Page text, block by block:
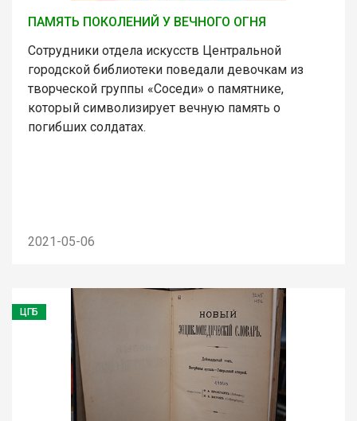
ПАМЯТЬ ПОКОЛЕНИЙ У ВЕЧНОГО ОГНЯ
Сотрудники отдела искусств Центральной
городской библиотеки поведали девочкам из
творческой группы «Соседи» о памятнике,
который символизирует вечную память о
погибших солдатах.
2021-05-06
ЦГБ